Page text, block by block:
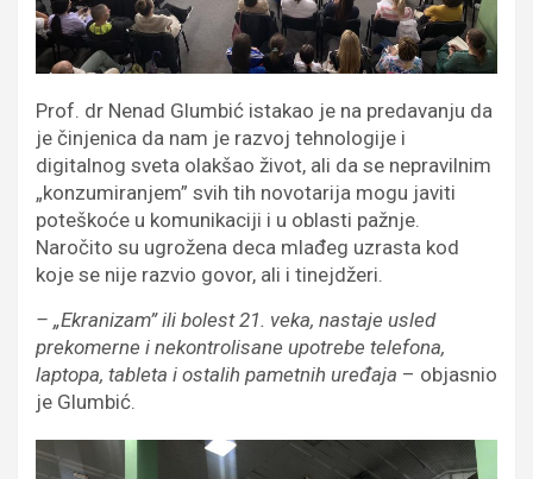
Prof. dr Nenad Glumbić istakao je na predavanju da
je činjenica da nam je razvoj tehnologije i
digitalnog sveta olakšao život, ali da se nepravilnim
„konzumiranjem” svih tih novotarija mogu javiti
poteškoće u komunikaciji i u oblasti pažnje.
Naročito su ugrožena deca mlađeg uzrasta kod
koje se nije razvio govor, ali i tinejdžeri.
– „Ekranizam” ili bolest 21. veka, nastaje usled
prekomerne i nekontrolisane upotrebe telefona,
laptopa, tableta i ostalih pametnih uređaja – objasnio
je Glumbić.